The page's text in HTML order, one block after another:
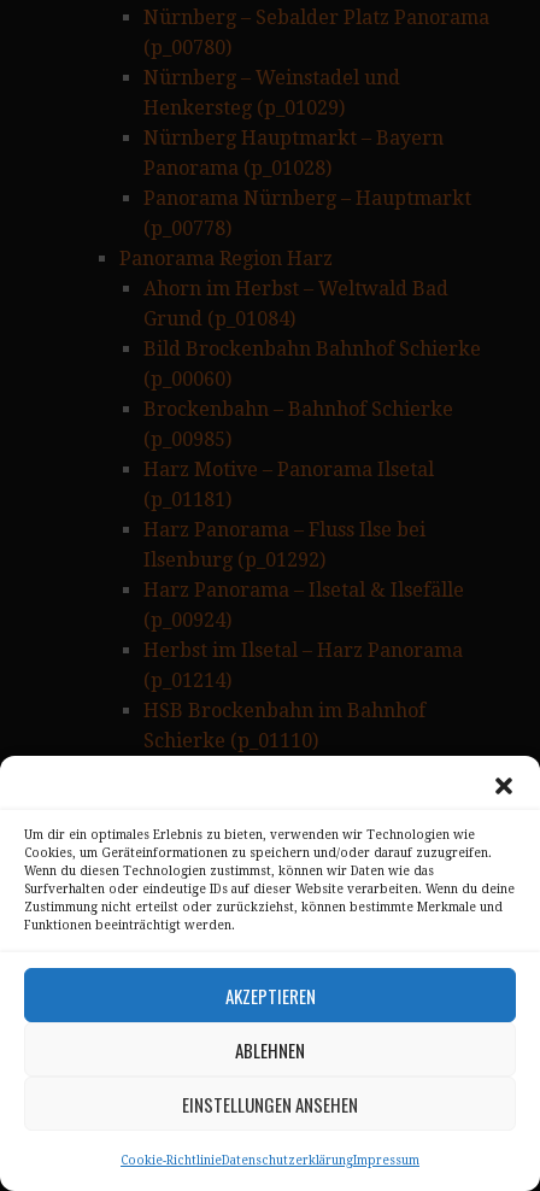
Um dir ein optimales Erlebnis zu bieten, verwenden wir Technologien wie
Cookies, um Geräteinformationen zu speichern und/oder darauf zuzugreifen.
Wenn du diesen Technologien zustimmst, können wir Daten wie das
Surfverhalten oder eindeutige IDs auf dieser Website verarbeiten. Wenn du deine
Zustimmung nicht erteilst oder zurückziehst, können bestimmte Merkmale und
Funktionen beeinträchtigt werden.
AKZEPTIEREN
ABLEHNEN
EINSTELLUNGEN ANSEHEN
Cookie-RichtlinieDatenschutzerklärungImpressum
Nürnberg – Sebalder Platz Panorama
(p_00780)
Nürnberg – Weinstadel und
Henkersteg (p_01029)
Nürnberg Hauptmarkt – Bayern
Panorama (p_01028)
Panorama Nürnberg – Hauptmarkt
(p_00778)
Panorama Region Harz
Ahorn im Herbst – Weltwald Bad
Grund (p_01084)
Bild Brockenbahn Bahnhof Schierke
(p_00060)
Brockenbahn – Bahnhof Schierke
(p_00985)
Harz Motive – Panorama Ilsetal
(p_01181)
Harz Panorama – Fluss Ilse bei
Ilsenburg (p_01292)
Harz Panorama – Ilsetal & Ilsefälle
(p_00924)
Herbst im Ilsetal – Harz Panorama
(p_01214)
HSB Brockenbahn im Bahnhof
Schierke (p_01110)
Marktplatz von Quedlinburg am
Abend (p_01090)
Panorama – Ilsetal im Oberharz
(p_01101)
Panorama Ilsetal im Harz (p_01096)
Panorama im Wald bei Ilsenburg im
Panorama Selke – Wasserfall im Harz
Panorama Selkewasserfall im